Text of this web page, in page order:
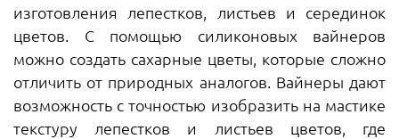
изготовления лепестков, листьев и серединок
цветов. С помощью силиконовых вайнеров
можно создать сахарные цветы, которые сложно
отличить от природных аналогов. Вайнеры дают
возможность с точностью изобразить на мастике
текстуру лепестков и листьев цветов, где